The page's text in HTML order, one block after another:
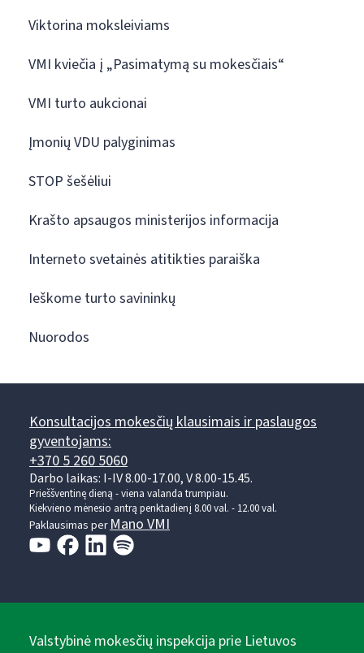
Viktorina moksleiviams
VMI kviečia į „Pasimatymą su mokesčiais“
VMI turto aukcionai
Įmonių VDU palyginimas
STOP šešėliui
Krašto apsaugos ministerijos informacija
Interneto svetainės atitikties paraiška
Ieškome turto savininkų
Nuorodos
Konsultacijos mokesčių klausimais ir paslaugos
gyventojams:
+370 5 260 5060
Darbo laikas: I-IV 8.00-17.00, V 8.00-15.45.
Prieššventinę dieną - viena valanda trumpiau.
Kiekvieno mėnesio antrą penktadienį 8.00 val. - 12.00 val.
Paklausimas perMano VMI
Valstybinė mokesčių inspekcija prie Lietuvos